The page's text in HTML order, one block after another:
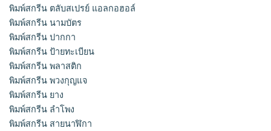
พิมพ์สกรีน ตลับสเปรย์ แอลกอฮอล์
พิมพ์สกรีน นามบัตร
พิมพ์สกรีน ปากกา
พิมพ์สกรีน ป้ายทะเบียน
พิมพ์สกรีน พลาสติก
พิมพ์สกรีน พวงกุญแจ
พิมพ์สกรีน ยาง
พิมพ์สกรีน ลำโพง
พิมพ์สกรีน สายนาฬิกา